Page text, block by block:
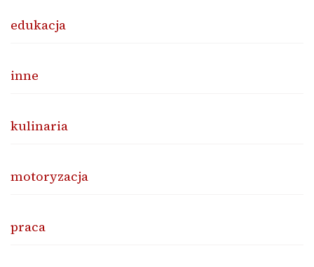
edukacja
inne
kulinaria
motoryzacja
praca